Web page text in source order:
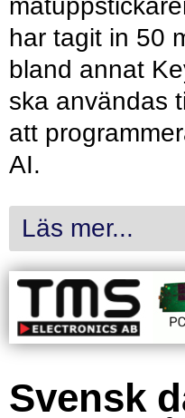
har tagit in 50
bland annat
ska användas
att
AI.
Läs mer...
Svensk